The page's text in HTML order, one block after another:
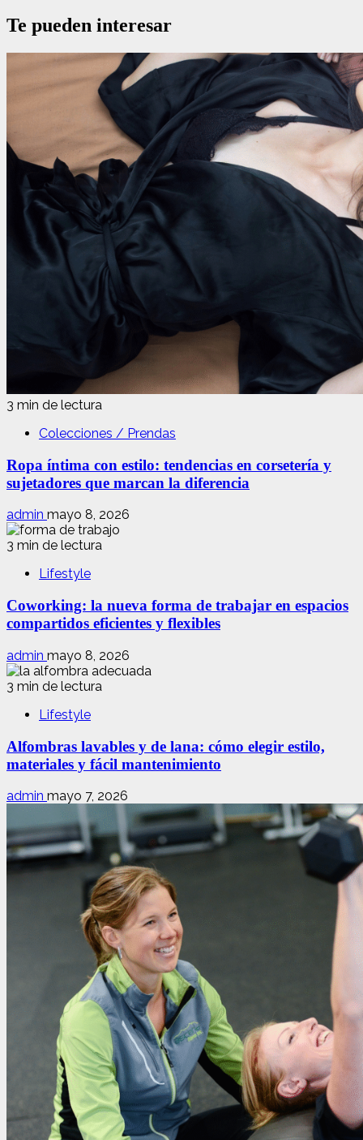
Te pueden interesar
3 min de lectura
Colecciones / Prendas
Ropa íntima con estilo: tendencias en corsetería y
sujetadores que marcan la diferencia
admin mayo 8, 2026
3 min de lectura
Lifestyle
Coworking: la nueva forma de trabajar en espacios
compartidos eficientes y flexibles
admin mayo 8, 2026
3 min de lectura
Lifestyle
Alfombras lavables y de lana: cómo elegir estilo,
materiales y fácil mantenimiento
admin mayo 7, 2026